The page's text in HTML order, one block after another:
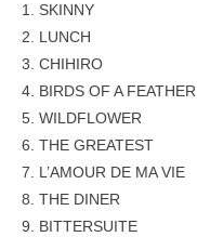
1. SKINNY
2. LUNCH
3. CHIHIRO
4. BIRDS OF A FEATHER
5. WILDFLOWER
6. THE GREATEST
7. L’AMOUR DE MA VIE
8. THE DINER
9. BITTERSUITE